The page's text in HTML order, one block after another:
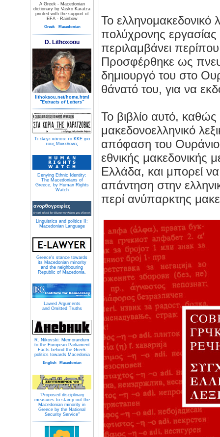
A Greek - Macedonian
dictionary by Vasko Karatza
printed with the support of
EFA - Rainbow
Greek Macedonian
D. Lithoxoou
lithoksou.net/home.html
"Extracts of Letters"
Τι έλεγε κάποτε το ΚΚΕ για
τους Μακεδόνες
Denying Ethnic Identity:
The Macedonians of
Greece, by Human Rights
Watch
Linguistics and politics II:
Macedonian Language
Greece's stance towards
its Macedonian minority
and the neighbouring
Republic of Macedonia.
Lawed Arguments
and Omitted Truths
R. Nikovski: Memorandum
to the European Parliament
Facts behind the Greek
politics towards Macedonia
English Macedonian
"Proposed disciplinary
measures to stamp out the
Macedonian minority in
Greece by the National
Security Service"
Το ελληνομακεδονικό
πολύχρονης
περιλαμβάνει
Προσφέρθηκε ως
δημιουργό του στο
θάνατό του, για να
Το βιβλίο αυτό, καθώς
μακεδονοελληνικό
απόφαση του
εθνικής μακεδονικής
Ελλάδα, και μπορεί
απάντηση στην
περί ανύπαρκτης